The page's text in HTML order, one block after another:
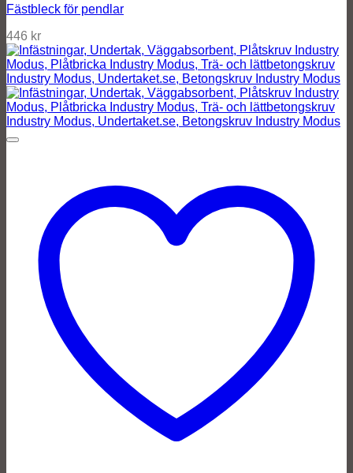
Fästbleck för pendlar
446 kr